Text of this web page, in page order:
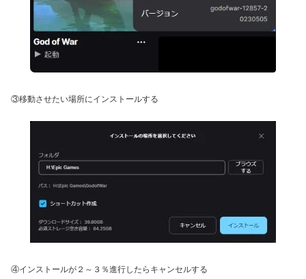
③移動させたい場所にインストールする
④インストールが２～３％進行したらキャンセルする